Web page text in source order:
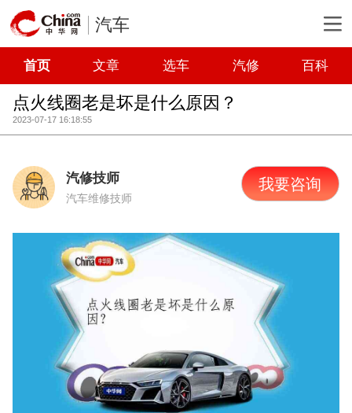
汽车
首页 文章 选车 汽修 百科
点火线圈老是坏是什么原因？
2023-07-17 16:18:55
汽修技师
汽车维修技师
我要咨询